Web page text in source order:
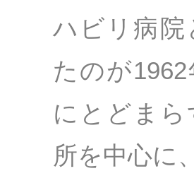
ハビリ病院
たのが
にとどま
所を中心に